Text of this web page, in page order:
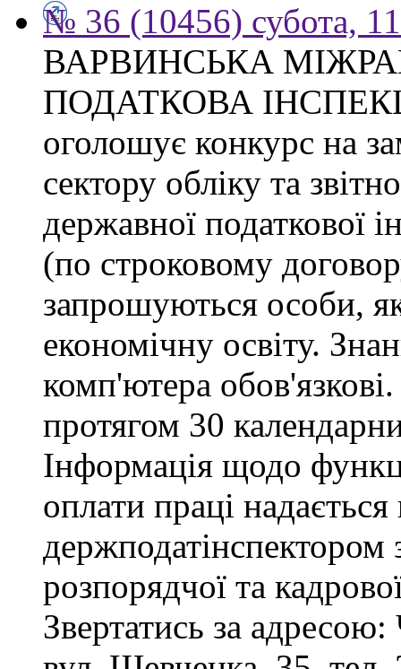
№ 36 (10456) субота,
ВАРВИНСЬКА
ПОДАТКОВА
оголошує конкурс на
сектору обліку та
державної податкової
(по строковому
запрошуються особи,
економічну освіту.
комп'ютера
протягом 30
Інформація щодо
оплати праці
держподатінспектором
розпорядчої та
Звертатись за адресою: